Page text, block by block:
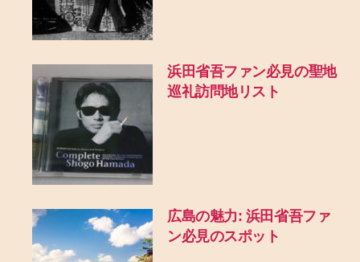
浜田省吾ファン必見の聖地
巡礼訪問地リスト
広島の魅力: 浜田省吾ファ
ン必見のスポット